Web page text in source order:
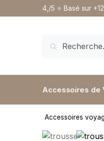
4,/5 ⭐️ Basé sur
Accessoires de
Accessoires